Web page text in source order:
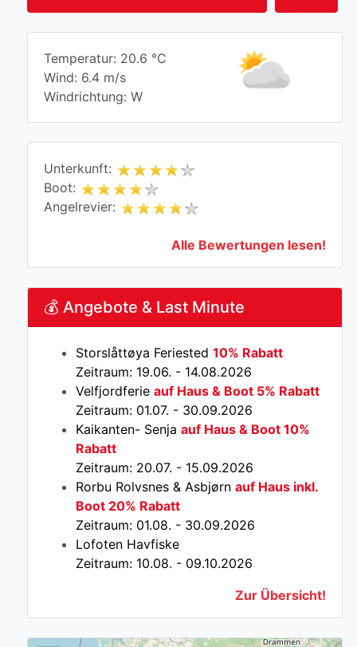
Temperatur: 20.6 °C
Wind: 6.4 m/s
Windrichtung: W
Unterkunft:
Boot:
Angelrevier:
Alle Bewertungen lesen!
💰 Angebote & Last Minute
Storslåttøya Feriested 10% Rabatt
Zeitraum: 19.06. - 14.08.2026
Velfjordferie auf Haus & Boot 5% Rabatt
Zeitraum: 01.07. - 30.09.2026
Kaikanten- Senja auf Haus & Boot 10%
Rabatt
Zeitraum: 20.07. - 15.09.2026
Rorbu Rolvsnes & Asbjørn auf Haus inkl.
Boot 20% Rabatt
Zeitraum: 01.08. - 30.09.2026
Lofoten Havfiske
Zeitraum: 10.08. - 09.10.2026
Zur Übersicht!